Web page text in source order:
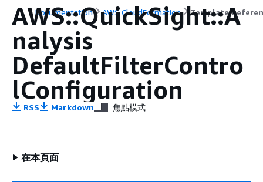
Documentation AWS CloudFormation Template
AWS::QuickSight::A
nalysis
DefaultFilterContro
lConfiguration
RSS Markdown 焦點模式
在本頁面